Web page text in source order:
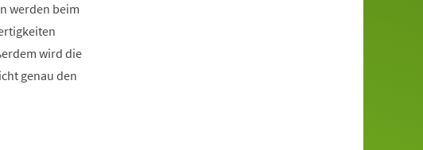
werden beim
wird die
genau den